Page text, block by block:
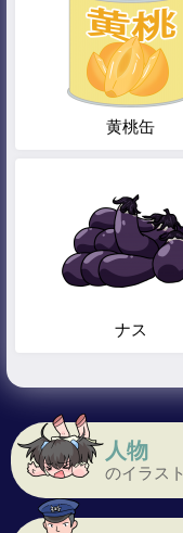
人物
のイラスト
黄桃缶
ナス